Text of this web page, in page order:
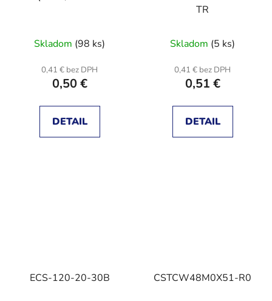
Skladom (98 ks)
0,41 € bez DPH
0,50 €
DETAIL
TR
Skladom (5 ks)
0,41 € bez DPH
0,51 €
DETAIL
ECS-120-20-30B CSTCW48M0X51-R0